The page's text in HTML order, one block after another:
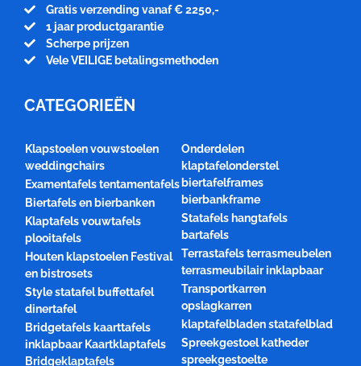
Gratis verzending vanaf € 2250,-
1 jaar productgarantie
Scherpe prijzen
Vele VEILIGE betalingsmethoden
CATEGORIEËN
Klapstoelen vouwstoelen
weddingchairs
Examentafels tentamentafels
Biertafels en bierbanken
Klaptafels vouwtafels
plooitafels
Houten klapstoelen Festival
en bistrosets
Style statafel buffettafel
dinertafel
Bridgetafels kaarttafels
inklapbaar Kaartklaptafels
Bridgeklaptafels
Onderdelen
klaptafelonderstel
biertafelframes
bierbankframe
Statafels hangtafels
bartafels
Terrastafels terrasmeubelen
terrasmeubilair inklapbaar
Transportkarren
opslagkarren
klaptafelbladen statafelblad
Spreekgestoel katheder
spreekgestoelte